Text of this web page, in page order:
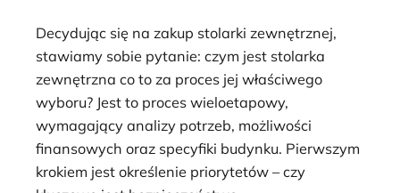
Decydując się na zakup stolarki zewnętrznej,
stawiamy sobie pytanie: czym jest stolarka
zewnętrzna co to za proces jej właściwego
wyboru? Jest to proces wieloetapowy,
wymagający analizy potrzeb, możliwości
finansowych oraz specyfiki budynku. Pierwszym
krokiem jest określenie priorytetów – czy